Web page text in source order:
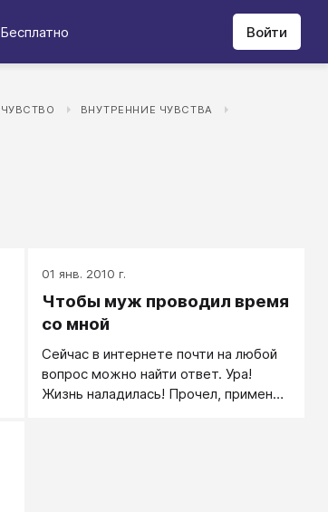
Бесплатно Войти
ЧУВСТВО
ВНУТРЕННИЕ ЧУВСТВА
01 янв. 2010 г.
Чтобы муж проводил время
со мной
Сейчас в интернете почти на любой
вопрос можно найти ответ. Ура!
Жизнь наладилась! Прочел, применил